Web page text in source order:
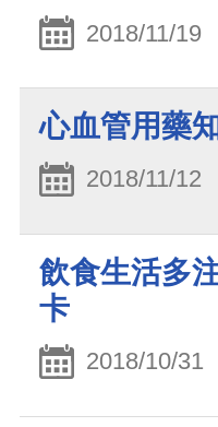
2018/11/19
心血管用藥
2018/11/12
飲食生活多
卡
2018/10/31